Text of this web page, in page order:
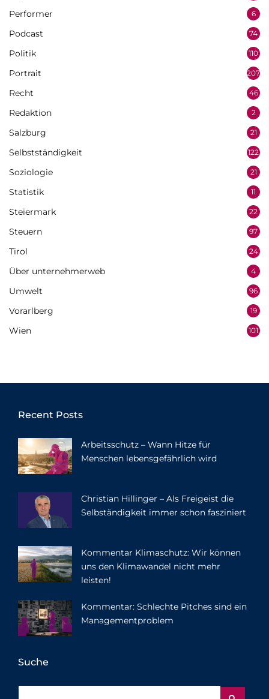
Performer 6
Podcast 74
Politik 110
Portrait 207
Recht 46
Redaktion 2
Salzburg 21
Selbstständigkeit 122
Soziologie 21
Statistik 11
Steiermark 22
Steuern 97
Tirol 24
Über unternehmerweb 4
Umwelt 96
Vorarlberg 19
Wien 101
Recent Posts
Arbeitsschutz – Wann Hitze für
Menschen lebensgefährlich wird
Christian Hillinger – Als Freigeist die
Selbständigkeit immer schon fasziniert
Kommentar Klimaschutz: Wir können
uns den Klimawandel nicht mehr
leisten!
Kommentar: Schlechte Pitches sind ein
Managementproblem
Suche